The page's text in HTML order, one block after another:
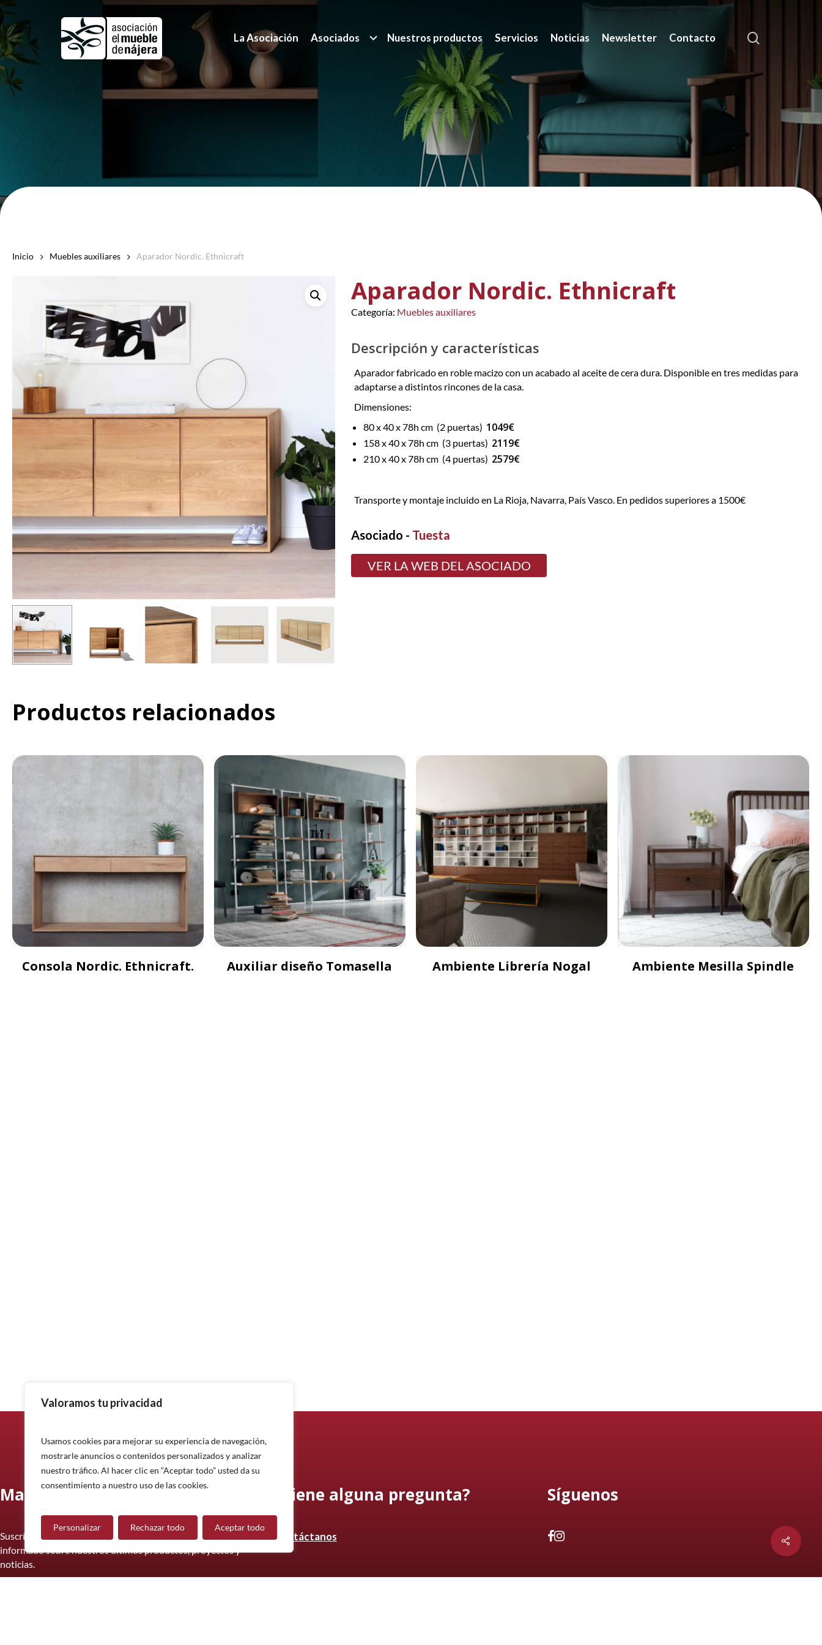
Valoramos tu privacidad
Usamos cookies para mejorar su experiencia de navegación,
mostrarle anuncios o contenidos personalizados y analizar
nuestro tráfico. Al hacer clic en “Aceptar todo” usted da su
consentimiento a nuestro uso de las cookies.
Personalizar Rechazar todo Aceptar todo
Skip
to
main
content
Hit enter to search or ESC to close
La Asociación Asociados Nuestros productos Servicios Noticias Newsletter Contacto
Inicio Muebles auxiliares Aparador Nordic. Ethnicraft
Aparador Nordic. Ethnicraft
Categoría: Muebles auxiliares
Descripción y características
Aparador fabricado en roble macizo con un acabado al aceite de cera dura. Disponible en tres medidas para
adaptarse a distintos rincones de la casa.
Dimensiones:
80 x 40 x 78h cm (2 puertas) 1049€
158 x 40 x 78h cm (3 puertas) 2119€
210 x 40 x 78h cm (4 puertas) 2579€
Transporte y montaje incluido en La Rioja, Navarra, País Vasco. En pedidos superiores a 1500€
Asociado - Tuesta
VER LA WEB DEL ASOCIADO
Productos relacionados
Consola Nordic. Ethnicraft. Auxiliar diseño Tomasella Ambiente Librería Nogal Ambiente Mesilla Spindle
Manténgase informado
Suscríbase a nuestro boletín informativo y manténgase
informado sobre nuestros últimos productos, proyectos y
noticias.
¿Tiene alguna pregunta?
Contáctanos
Síguenos